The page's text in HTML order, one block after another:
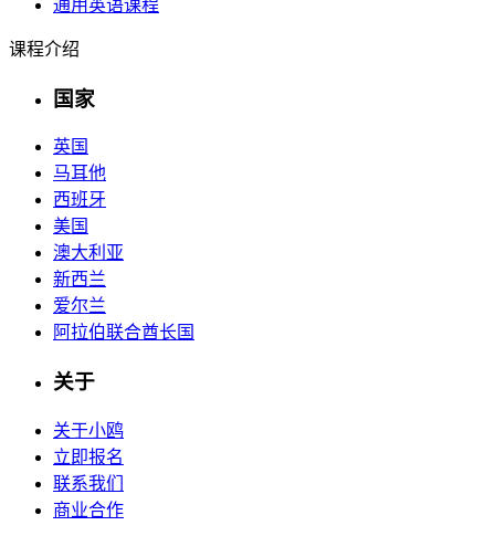
通用英语课程
课程介绍
国家
英国
马耳他
西班牙
美国
澳大利亚
新西兰
爱尔兰
阿拉伯联合酋长国
关于
关于小鸥
立即报名
联系我们
商业合作